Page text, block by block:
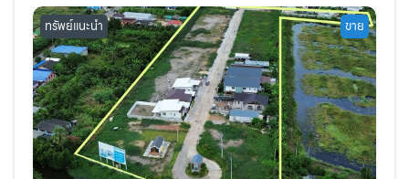
ทรัพย์แนะนำ ขาย